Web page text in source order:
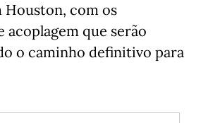
Houston, com os
acoplagem que serão
o caminho definitivo para